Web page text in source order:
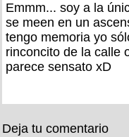
Emmm... soy a la
se meen en un
tengo memoria yo
rinconcito de la calle
parece sensato xD
Deja tu comentario